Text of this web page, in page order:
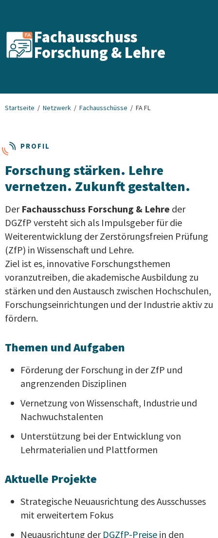
Fachausschuss
Forschung & Lehre
Startseite Netzwerk Fachausschüsse FA FL
PROFIL
Forschung stärken. Lehre
vernetzen. Zukunft gestalten.
Der Fachausschuss Forschung & Lehre der
DGZfP versteht sich als Impulsgeber für die
Weiterentwicklung der Zerstörungsfreien Prüfung
(ZfP) in Wissenschaft und Lehre.
Ziel ist es, innovative Forschungsthemen
voranzutreiben, die akademische Ausbildung zu
stärken und den Austausch zwischen Hochschulen,
Forschungseinrichtungen und der Industrie aktiv zu
fördern.
Themen und Aufgaben
Förderung der Forschung in der ZfP und
angrenzenden Disziplinen
Vernetzung von Wissenschaft, Industrie und
Nachwuchstalenten
Unterstützung bei der Entwicklung von
Lehrmaterialien und Plattformen
Aktuelle Projekte
Strategische Neuausrichtung des Ausschusses
mit erweitertem Fokus
Neuausrichtung der DGZfP-Preise in den